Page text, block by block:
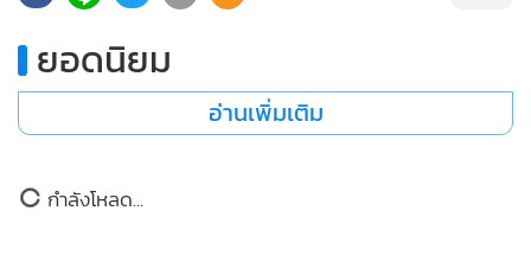
กองทุนรวม
• Celeb Online
• Factcheck
• News1